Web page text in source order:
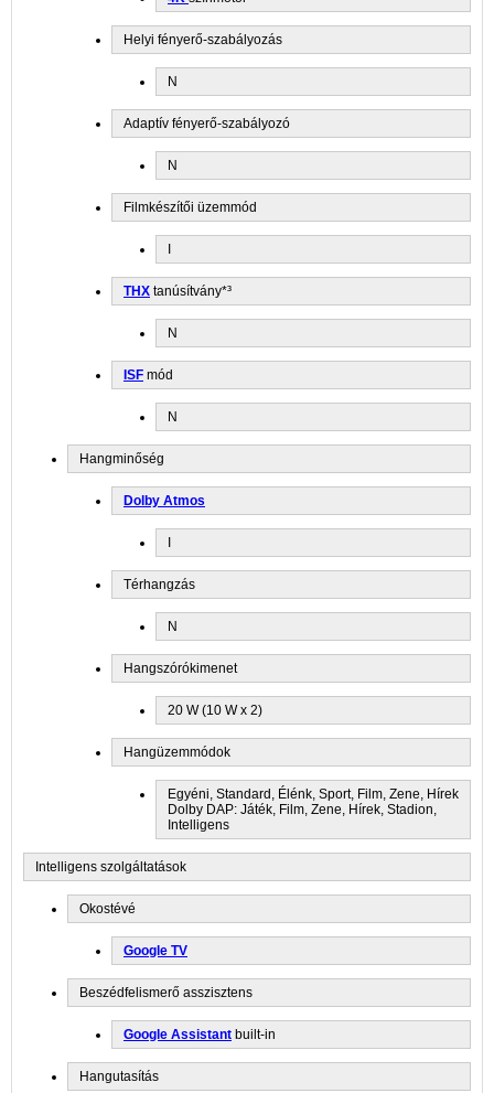
Helyi fényerő-szabályozás
N
Adaptív fényerő-szabályozó
N
Filmkészítői üzemmód
I
THX tanúsítvány*³
N
ISF mód
N
Hangminőség
Dolby Atmos
I
Térhangzás
N
Hangszórókimenet
20 W (10 W x 2)
Hangüzemmódok
Egyéni, Standard, Élénk, Sport, Film, Zene, Hírek
Dolby DAP: Játék, Film, Zene, Hírek, Stadion,
Intelligens
Intelligens szolgáltatások
Okostévé
Google TV
Beszédfelismerő asszisztens
Google Assistant built-in
Hangutasítás